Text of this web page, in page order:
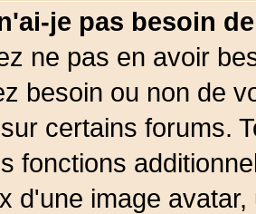
je pas besoin
ne pas en avoir
besoin ou non de
certains forums.
fonctions
d'une image